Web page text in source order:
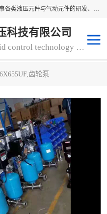
无锡乾锐锋液压科技有限公司，系专业从事各类液压元件与气动元件的研发、生产和销售业务为一体的生产型齿轮泵厂家、液压齿轮泵厂家。主要生产销售风冷式冷却器、液压油风冷却器，冷却器厂家直销、齿轮泵型号、齿轮泵厂家排名详情可来电咨询！
科技有限公司
QIANRUIFENG fluid control technology co. LTD
齿轮泵
过滤器
气动元器件